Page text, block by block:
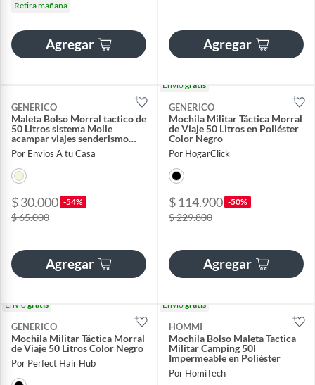
Retira mañana
Agregar Agregar
GENERICO
Maleta Bolso Morral tactico de
50 Litros sistema Molle
acampar viajes senderismo
CAQUI
Por Envios A tu Casa
$ 30.000 -54%
$ 65.000
Agregar
Envíogratis
GENERICO
Mochila Militar Táctica Morral
de Viaje 50 Litros en Poliéster
Color Negro
Por HogarClick
$ 114.900 -50%
$ 229.800
Agregar
Envíogratis
GENERICO
Mochila Militar Táctica Morral
de Viaje 50 Litros Color Negro
Por Perfect Hair Hub
Envíogratis
HOMMI
Mochila Bolso Maleta Tactica
Militar Camping 50l
Impermeable en Poliéster
Por HomiTech